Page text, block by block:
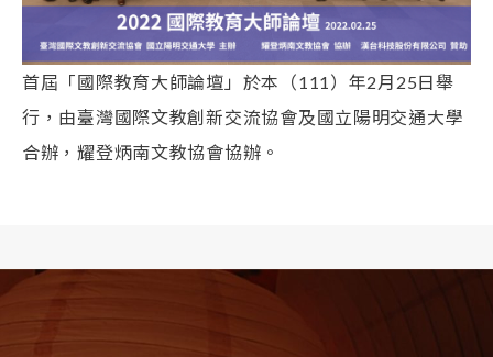
首屆「國際教育大師論壇」於本（111）年2月25日舉
行，由臺灣國際文教創新交流協會及國立陽明交通大學
合辦，耀登炳南文教協會協辦。